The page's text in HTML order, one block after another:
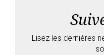
Lisez les dernières